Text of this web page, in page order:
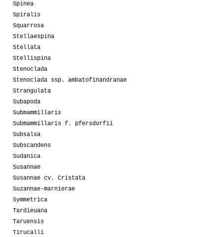
Spinea
Spiralis
Squarrosa
Stellaespina
Stellata
Stellispina
Stenoclada
Stenoclada ssp. ambatofinandranae
Strangulata
Subapoda
Submammillaris
Submammillaris f. pfersdorfii
Subsalsa
Subscandens
Sudanica
Susannae
Susannae cv. Cristata
Suzannae-marnierae
Symmetrica
Tardieuana
Taruensis
Tirucalli